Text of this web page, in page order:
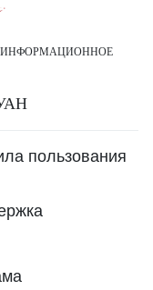
ИНФОРМАЦИОННОЕ
пользования